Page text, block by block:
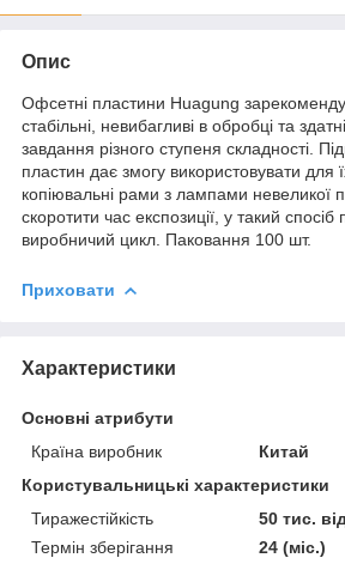
Опис
Офсетні пластини Huagung
стабільні, невибагливі в обробці та
завдання різного ступеня складності.
пластин дає змогу використовувати для
копіювальні рами з лампами невеликої
скоротити час експозиції, у такий
виробничий цикл. Паковання 100 шт.
Приховати
Характеристики
Основні атрибути
Країна виробник
Китай
Користувальницькі характеристики
Тиражестійкість
50 тис.
Термін зберігання
24 (міс.)